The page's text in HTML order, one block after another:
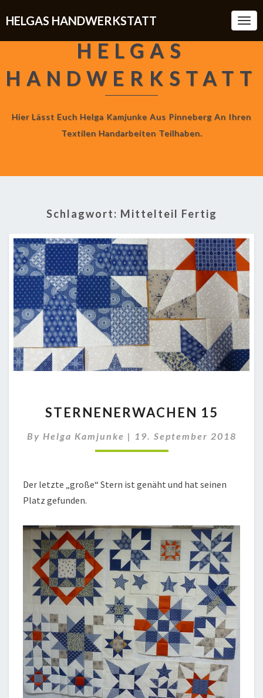
HELGAS HANDWERKSTATT
HELGAS
HANDWERKSTATT
Hier Lässt Euch Helga Kamjunke Aus Pinneberg An Ihren
Textilen Handarbeiten Teilhaben.
Schlagwort: Mittelteil Fertig
15
STERNENERWACHEN 15
By Helga Kamjunke | 19. September 2018
Der letzte „große“ Stern ist genäht und hat seinen
Platz gefunden.